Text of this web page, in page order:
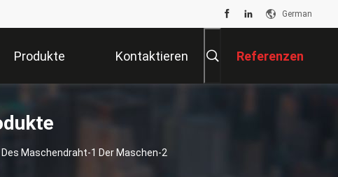
German
Produkte Kontaktieren Referenzen
Maschendraht-1 Der Maschen-2